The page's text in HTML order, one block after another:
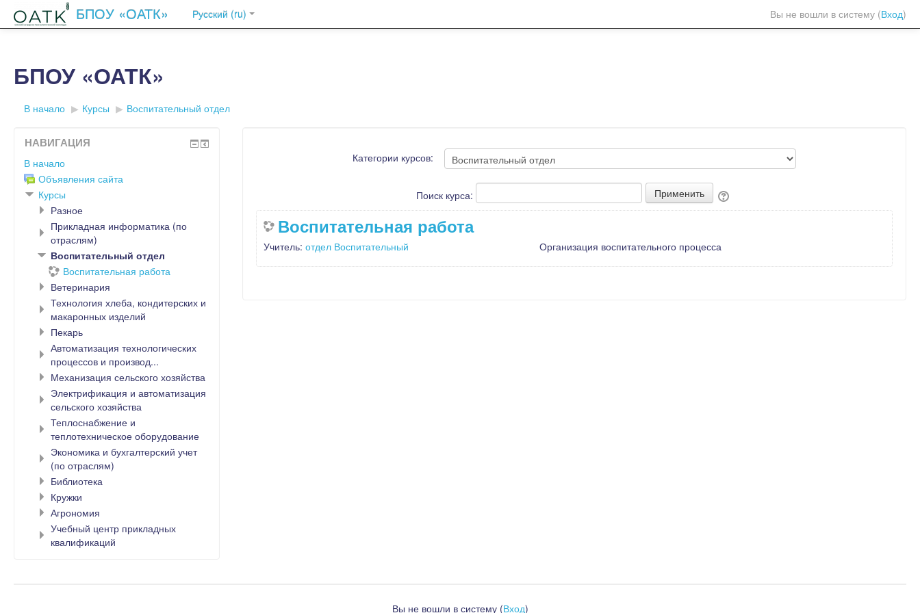
БПОУ «ОАТК» Вы не вошли в систему (Вход)
Русский ‎(ru)‎
БПОУ «ОАТК»
В начало ▶︎ Курсы ▶︎ Воспитательный отдел
Категории курсов:
Поиск курса:
Воспитательная работа
Организация воспитательного процесса
Учитель:отдел Воспитательный
НАВИГАЦИЯ
В начало
Объявления сайта
Курсы
Разное
Прикладная информатика (по
отраслям)
Воспитательный отдел
Воспитательная работа
Ветеринария
Технология хлеба, кондитерских и
макаронных изделий
Пекарь
Автоматизация технологических
процессов и производ...
Механизация сельского хозяйства
Электрификация и автоматизация
сельского хозяйства
Теплоснабжение и
теплотехническое оборудование
Экономика и бухгалтерский учет
(по отраслям)
Библиотека
Кружки
Агрономия
Учебный центр прикладных
квалификаций
Вы не вошли в систему (Вход)